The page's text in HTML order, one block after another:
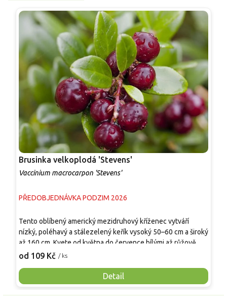
Brusinka velkoplodá 'Stevens'
Vaccinium macrocarpon 'Stevens'
PŘEDOBJEDNÁVKA PODZIM 2026
od 109 Kč / ks
Detail
Tento oblíbený americký mezidruhový kříženec vytváří
nízký, poléhavý a stálezelený keřík vysoký 50–60 cm a široký
až 160 cm. Kvete od května do července bílými až růžově
zvonkovitými květy a od konce září dozrávají velké, 1,5–2 cm
pevnou, výrazně kyselou dužninou, která po mrazech mírně
zesládne. Rostlina vyniká odolností, hodí se do
kyselomilných výsadeb i nádob a plody jsou skvělé na